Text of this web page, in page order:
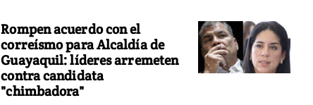
Rompen acuerdo con el
correísmo para Alcaldía de
Guayaquil: líderes arremeten
contra candidata
"chimbadora"